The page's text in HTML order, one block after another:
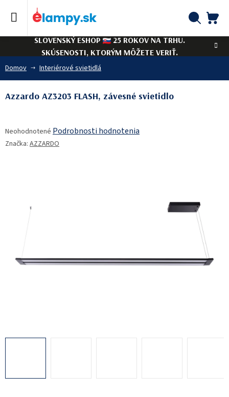
SLOVENSKÝ ESHOP
25 ROKOV NA TRHU.
SKÚSENOSTI, KTORÝM MÔŽETE VERIŤ.
Domov Interiérové svietidlá
Azzardo AZ3203 FLASH, závesné svietidlo
hodnotenie
produktu
Neohodnotené Podrobnosti hodnotenia
Značka: AZZARDO